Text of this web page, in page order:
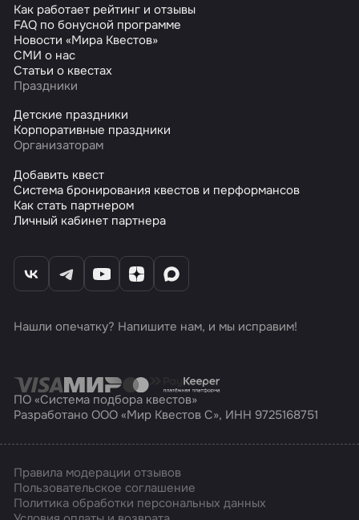
Как работает рейтинг и отзывы
FAQ по бонусной программе
Новости «Мира Квестов»
СМИ о нас
Статьи о квестах
Праздники
Детские праздники
Корпоративные праздники
Организаторам
Добавить квест
Система бронирования квестов и перформансов
Как стать партнером
Личный кабинет партнера
Нашли опечатку? Напишите нам, и мы исправим!
ПО «Система подбора квестов»
Разработано ООО «Мир Квестов С», ИНН 9725168751
Правила модерации отзывов
Пользовательское соглашение
Политика обработки персональных данных